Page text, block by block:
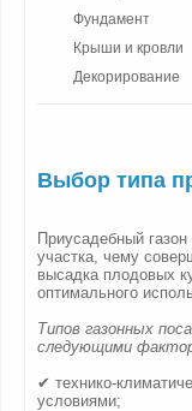
Фундамент
Крыши и кровли
Декорирование
Выбор типа
Приусадебный
участка, чему
высадка плодовых
оптимального
Типов газонных
следующими
✔ технико-
условиями;